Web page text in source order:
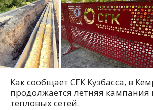
Как сообщает СГК Кузбасса, в
продолжается летняя кампания
тепловых сетей.